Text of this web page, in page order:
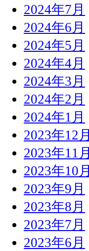
2024年7月
2024年6月
2024年5月
2024年4月
2024年3月
2024年2月
2024年1月
2023年12月
2023年11月
2023年10月
2023年9月
2023年8月
2023年7月
2023年6月